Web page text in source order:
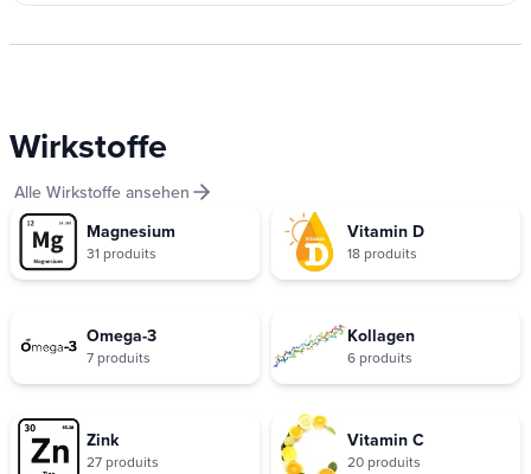
Wirkstoffe
Alle Wirkstoffe ansehen
Magnesium
31 produits
Vitamin D
18 produits
Omega-3
7 produits
Kollagen
6 produits
Zink
27 produits
Vitamin C
20 produits